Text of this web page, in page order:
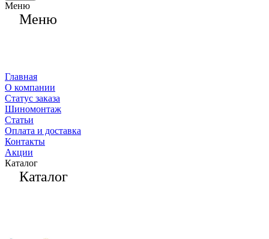
Меню
Меню
Главная
О компании
Статус заказа
Шиномонтаж
Статьи
Оплата и доставка
Контакты
Акции
Каталог
Каталог